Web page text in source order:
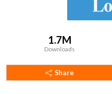
1.7M
Downloads
Share